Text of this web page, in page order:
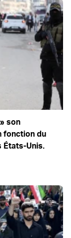
son
fonction du
États-Unis.